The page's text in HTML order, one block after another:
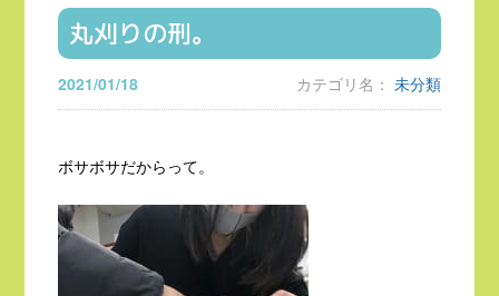
丸刈りの刑。
2021/01/18 カテゴリ名： 未分類
ボサボサだからって。